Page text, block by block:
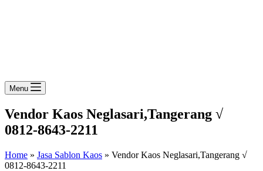
Menu
Vendor Kaos Neglasari,Tangerang √
0812-8643-2211
Home » Jasa Sablon Kaos » Vendor Kaos Neglasari,Tangerang √
0812-8643-2211